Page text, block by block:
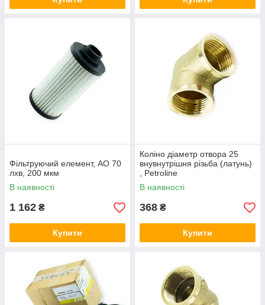
Фільтруючий елемент, АО 70
лхв, 200 мкм
В наявності
1 162 ₴
Купити
Коліно діаметр отвора 25
внувнутрішня різьба (латунь)
, Petroline
В наявності
368 ₴
Купити